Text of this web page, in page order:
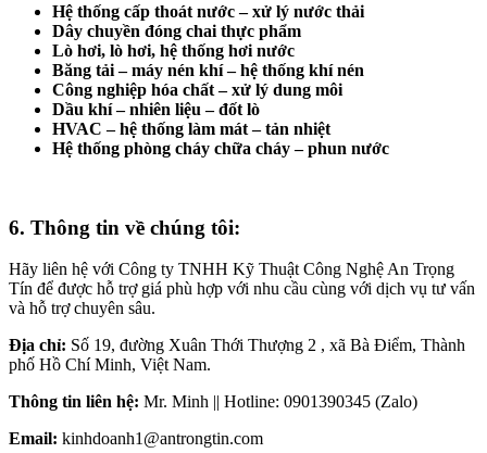
Hệ thống cấp thoát nước – xử lý nước thải
Dây chuyền đóng chai thực phẩm
Lò hơi, lò hơi, hệ thống hơi nước
Băng tải – máy nén khí – hệ thống khí nén
Công nghiệp hóa chất – xử lý dung môi
Dầu khí – nhiên liệu – đốt lò
HVAC – hệ thống làm mát – tản nhiệt
Hệ thống phòng cháy chữa cháy – phun nước
6. Thông tin về chúng tôi:
Hãy liên hệ với Công ty TNHH Kỹ Thuật Công Nghệ An Trọng
Tín để được hỗ trợ giá phù hợp với nhu cầu cùng với dịch vụ tư vấn
và hỗ trợ chuyên sâu.
Địa chỉ: Số 19, đường Xuân Thới Thượng 2 , xã Bà Điểm, Thành
phố Hồ Chí Minh, Việt Nam.
Thông tin liên hệ: Mr. Minh || Hotline: 0901390345 (Zalo)
Email: kinhdoanh1@antrongtin.com